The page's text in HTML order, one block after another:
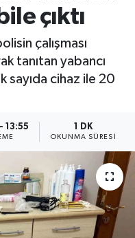
çıktı
çalışması
tanıtan yabancı
sayıda cihaz ile 20
13:55 1 DK
OKUNMA SÜRESI